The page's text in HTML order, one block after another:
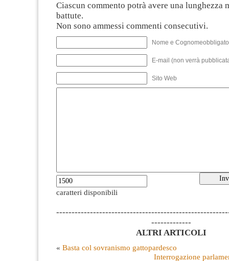
Ciascun commento potrà avere una lunghezza
battute.
Non sono ammessi commenti consecutivi.
Nome e
E-mail (non verrà
Sito Web
caratteri disponibili
-------------
ALTRI ARTICOLI
« Basta col sovranismo gattopardesco
Interrogazione